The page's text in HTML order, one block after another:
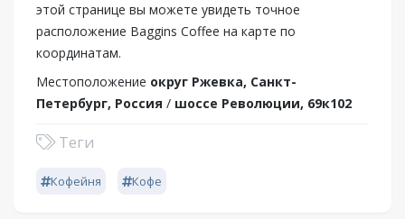
этой странице вы можете увидеть точное
расположение Baggins Сoffee на карте по
координатам.
Местоположение округ Ржевка, Санкт-
Петербург, Россия / шоссе Революции, 69к102
Теги
Кофейня Кофе